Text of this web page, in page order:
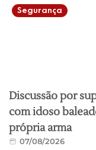
Segurança
Discussão por
com idoso
própria arma
07/08/2026